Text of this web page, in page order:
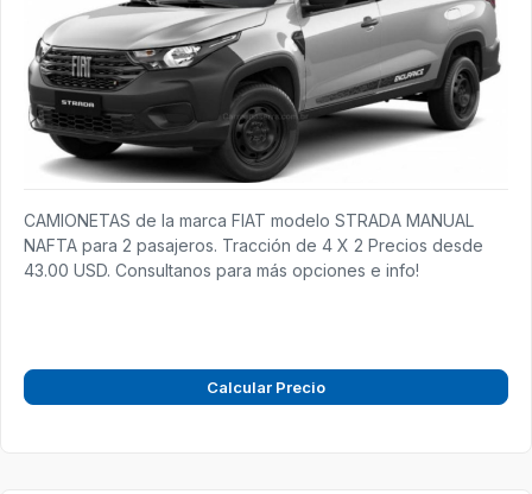
CAMIONETAS de la marca FIAT modelo STRADA MANUAL
NAFTA para 2 pasajeros. Tracción de 4 X 2 Precios desde
43.00 USD. Consultanos para más opciones e info!
Calcular Precio